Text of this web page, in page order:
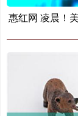
惠红网 凌晨！